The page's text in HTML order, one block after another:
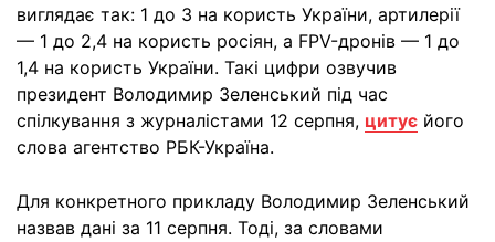
виглядає так: 1 до 3 на користь України, артилерії
— 1 до 2,4 на користь росіян, а FPV-дронів — 1 до
1,4 на користь України. Такі цифри озвучив
президент Володимир Зеленський під час
спілкування з журналістами 12 серпня, цитує його
слова агентство РБК-Україна.
Для конкретного прикладу Володимир Зеленський
назвав дані за 11 серпня. Тоді, за словами